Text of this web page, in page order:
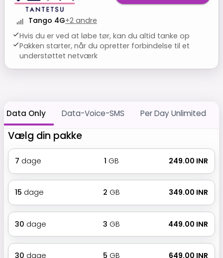
Tango 4G+2 andre
Hvis du er ved at løbe tør, kan du altid tanke op
Pakken starter, når du opretter forbindelse til et
understøttet netværk
Data Only Data-Voice-SMS Per Day Unlimited
Vælg din pakke
7 dage 1 GB ₹ 249.00 INR
15 dage 2 GB ₹ 349.00 INR
30 dage 3 GB ₹ 449.00 INR
30 dage 5 GB ₹ 649.00 INR